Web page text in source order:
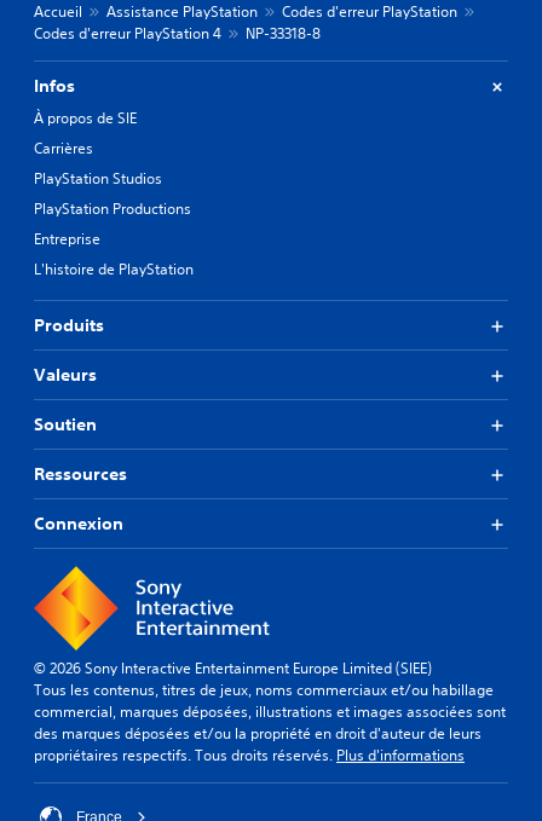
Accueil Assistance PlayStation
Codes d'erreur PlayStation
Codes d'erreur PlayStation 4
NP-33318-8
Infos
À propos de SIE
Carrières
PlayStation Studios
PlayStation Productions
Entreprise
L'histoire de PlayStation
Produits
Valeurs
Soutien
Ressources
Connexion
© 2026 Sony Interactive Entertainment Europe Limited (SIEE)
Tous les contenus, titres de jeux, noms commerciaux et/ou habillage
commercial, marques déposées, illustrations et images associées sont
des marques déposées et/ou la propriété en droit d'auteur de leurs
propriétaires respectifs. Tous droits réservés. Plus d'informations
France